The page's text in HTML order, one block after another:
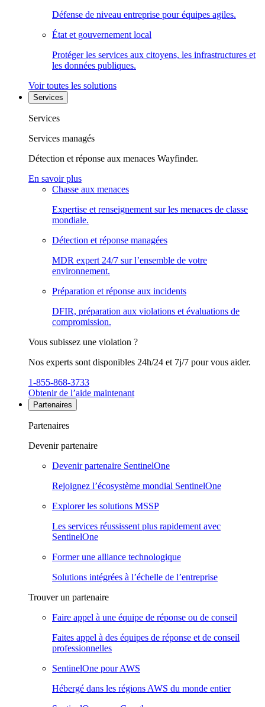
Défense de niveau entreprise pour équipes agiles.
État et gouvernement local
Protéger les services aux citoyens, les infrastructures et
les données publiques.
Voir toutes les solutions
Services
Services
Services managés
Détection et réponse aux menaces Wayfinder.
En savoir plus
Chasse aux menaces
Expertise et renseignement sur les menaces de classe
mondiale.
Détection et réponse managées
MDR expert 24/7 sur l’ensemble de votre
environnement.
Préparation et réponse aux incidents
DFIR, préparation aux violations et évaluations de
compromission.
Vous subissez une violation ?
Nos experts sont disponibles 24h/24 et 7j/7 pour vous aider.
1-855-868-3733
Obtenir de l’aide maintenant
Partenaires
Partenaires
Devenir partenaire
Devenir partenaire SentinelOne
Rejoignez l’écosystème mondial SentinelOne
Explorer les solutions MSSP
Les services réussissent plus rapidement avec
SentinelOne
Former une alliance technologique
Solutions intégrées à l’échelle de l’entreprise
Trouver un partenaire
Faire appel à une équipe de réponse ou de conseil
Faites appel à des équipes de réponse et de conseil
professionnelles
SentinelOne pour AWS
Hébergé dans les régions AWS du monde entier